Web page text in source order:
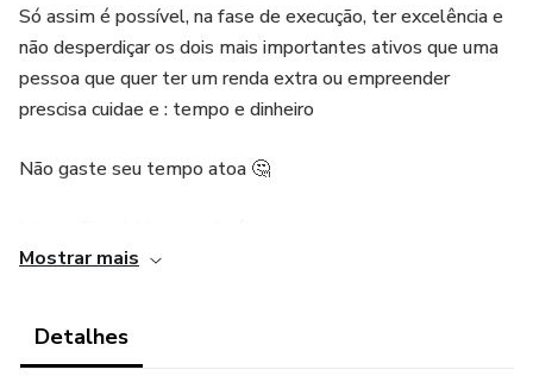
Só assim é possível, na fase de execução, ter excelência e
não desperdiçar os dois mais importantes ativos que uma
pessoa que quer ter um renda extra ou empreender
prescisa cuidae e : tempo e dinheiro
Não gaste seu tempo atoa 🤔
vender
Quem "Põe A Mão na Massa ".
Mostrar mais
Detalhes